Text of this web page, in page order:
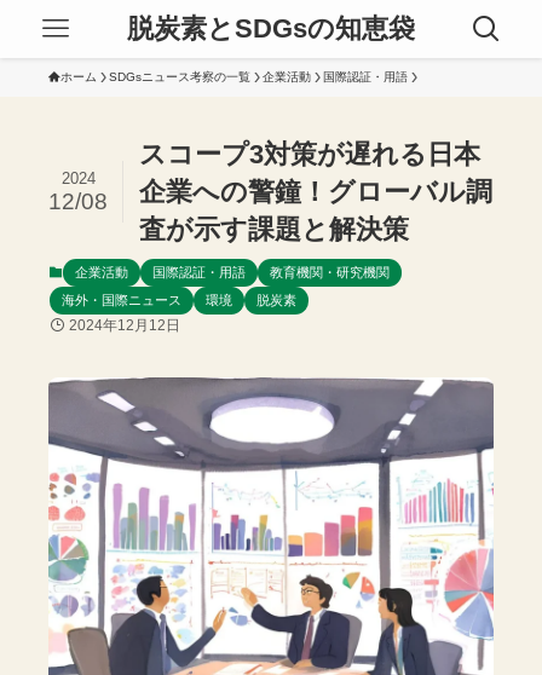
脱炭素とSDGsの知恵袋
ホーム SDGsニュース考察の一覧 企業活動 国際認証・用語
スコープ3対策が遅れる日本
企業への警鐘！グローバル調
査が示す課題と解決策
2024
12/08
企業活動 国際認証・用語
教育機関・研究機関
海外・国際ニュース
環境 脱炭素
2024年12月12日